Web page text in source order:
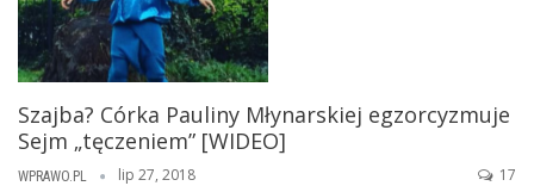
Szajba? Córka Pauliny Młynarskiej egzorcyzmuje
Sejm „tęczeniem” [WIDEO]
WPRAWO.PL lip 27, 2018 17